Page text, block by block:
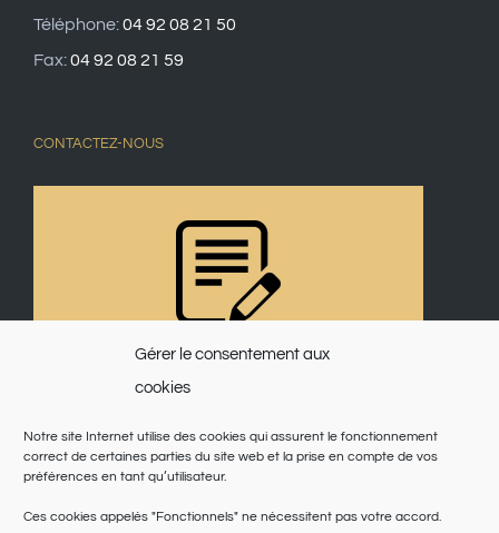
Gérer le consentement aux
cookies
Notre site Internet utilise des cookies qui assurent le fonctionnement
correct de certaines parties du site web et la prise en compte de vos
préférences en tant qu’utilisateur.
Ces cookies appelés "Fonctionnels" ne nécessitent pas votre accord.
Téléphone:04 92 08 21 50
Fax:04 92 08 21 59
CONTACTEZ-NOUS